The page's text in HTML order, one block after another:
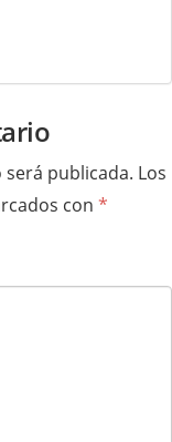
publicada. Los
con *